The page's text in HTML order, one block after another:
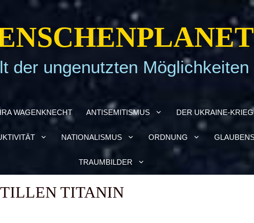
der ungenutzten Möglichkeiten
WAGEN­KNECHT ANTI­SE­MI­TIS­MUS DER UKRAI­­NE-KRIEG
NATIO­NA­LIS­MUS ORD­NUNG
TRAUM­BIL­DER
TITA­NIN